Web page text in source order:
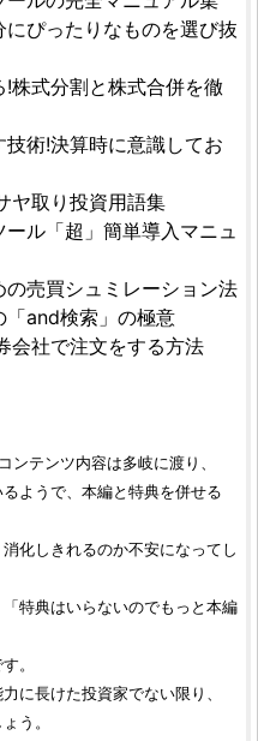
にぴったりなものを選び抜
!株式分割と株式合併を徹
技術!決算時に意識してお
ヤ取り投資用語集
ール「超」簡単導入マニュ
の売買シュミレーション法
「and検索」の極意
会社で注文をする方法
テンツ内容は多岐に渡り、
ようで、本編と特典を併せる
化しきれるのか不安になってし
特典はいらないのでもっと本編
。
に長けた投資家でない限り、
う。